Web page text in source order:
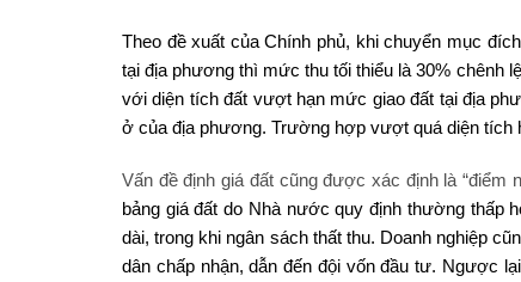
Theo đề xuất của Chính phủ, khi chuyển mục
tại địa phương thì mức thu tối thiểu là 30% chênh
với diện tích đất vượt hạn mức giao đất tại địa
ở của địa phương. Trường hợp vượt quá diện
Vấn đề định giá đất cũng được xác định là “điểm
bảng giá đất do Nhà nước quy định thường thấp
dài, trong khi ngân sách thất thu. Doanh nghiệp
dân chấp nhận, dẫn đến đội vốn đầu tư. Ngược